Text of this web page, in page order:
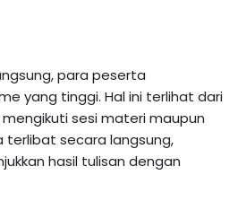
para peserta
yang tinggi. Hal ini terlihat dari
sesi materi maupun
terlibat secara langsung,
hasil tulisan dengan